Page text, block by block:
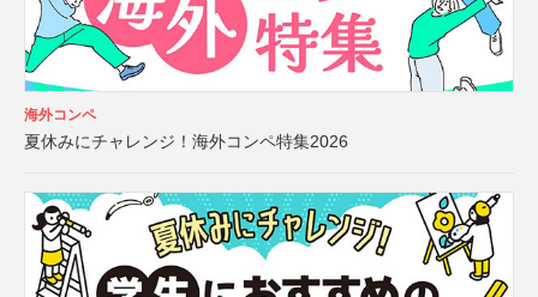
海外コンペ
夏休みにチャレンジ！海外コンペ特集2026